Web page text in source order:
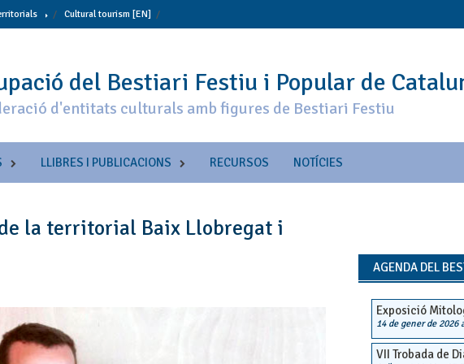
Cultural tourism [EN]
del Bestiari Festiu i Popular de
d'entitats culturals amb figures de Bestiari Festiu
LLIBRES I PUBLICACIONS RECURSOS NOTÍCIES
la territorial Baix Llobregat i
AGENDA DEL
Exposició
14 de gener de 2026
VII Trobada de